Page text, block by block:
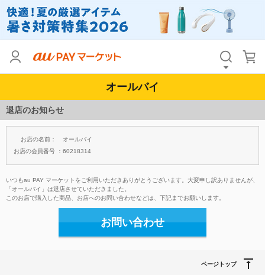
オールバイ
退店のお知らせ
お店の名前：
オールバイ
お店の会員番号 ： 60218314
いつもau PAY マーケットをご利用いただきありがとうございます。大変申し訳ありませんが、
「オールバイ」は退店させていただきました。
このお店で購入した商品、お店へのお問い合わせなどは、下記までお願いします。
お問い合わせ
ページトップ